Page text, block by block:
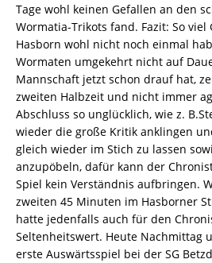
Tage wohl keinen Gefallen an den
Wormatia-Trikots fand. Fazit: So viel
Hasborn wohl nicht noch einmal
Wormaten umgekehrt nicht auf
Mannschaft jetzt schon drauf hat,
zweiten Halbzeit und nicht immer
Abschluss so unglücklich, wie z.
wieder die große Kritik anklingen
gleich wieder im Stich zu lassen
anzupöbeln, dafür kann der
Spiel kein Verständnis aufbringen.
zweiten 45 Minuten im Hasborner
hatte jedenfalls auch für den
Seltenheitswert. Heute Nachmittag
erste Auswärtsspiel bei der SG